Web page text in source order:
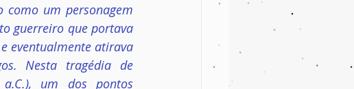
um personagem
guerreiro que portava
eventualmente atirava
Nesta tragédia de
a.C.), um dos pontos